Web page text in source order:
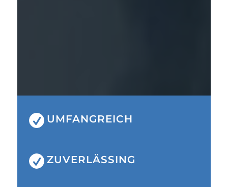
UMFANGREICH
ZUVERLÄSSING